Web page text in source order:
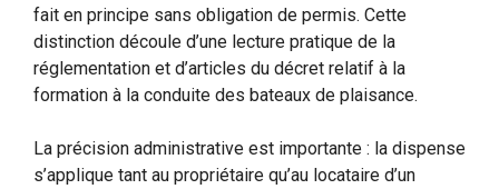
fait en principe sans obligation de permis. Cette
distinction découle d’une lecture pratique de la
réglementation et d’articles du décret relatif à la
formation à la conduite des bateaux de plaisance.
La précision administrative est importante : la dispense
s’applique tant au propriétaire qu’au locataire d’un